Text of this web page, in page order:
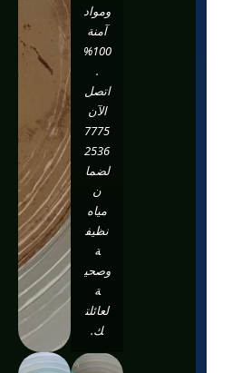
ومواد
آمنة
100%
اتصل
الآن
7775
2536
لضما
مياه
نظيف
وصحي
لعائلت
ك.